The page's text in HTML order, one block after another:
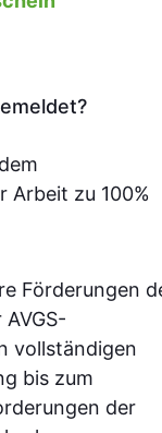
Arbeit zu 100%
Förderungen
vollständigen
bis zum
der